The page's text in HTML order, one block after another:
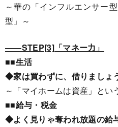
～華の「インフルエンサー
型」～
――STEP[3]「マネー力」
■■生活
◆家は買わずに、借りましょ
～「マイホームは資産」とい
■■給与・税金
◆よく見りゃ奪われ放題の給